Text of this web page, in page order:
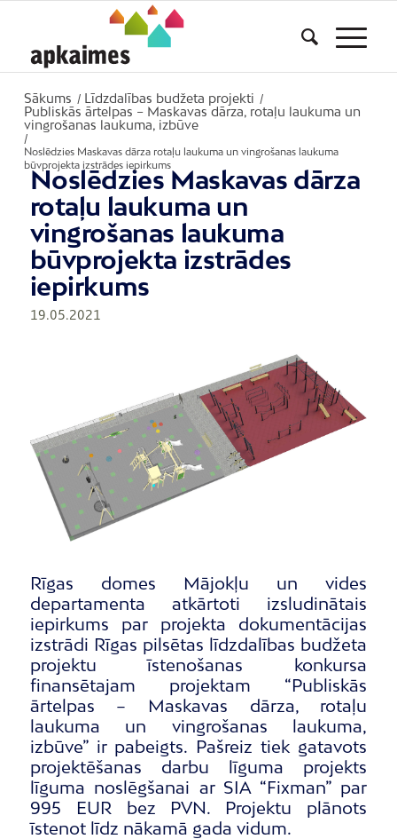
Sākums / Līdzdalības budžeta projekti /
Publiskās ārtelpas – Maskavas dārza, rotaļu laukuma un
vingrošanas laukuma, izbūve
/
Noslēdzies Maskavas dārza rotaļu laukuma un vingrošanas laukuma
būvprojekta izstrādes iepirkums
Noslēdzies Maskavas dārza
rotaļu laukuma un
vingrošanas laukuma
būvprojekta izstrādes
iepirkums
19.05.2021
Rīgas domes Mājokļu un vides
departamenta atkārtoti izsludinātais
iepirkums par projekta dokumentācijas
izstrādi Rīgas pilsētas līdzdalības budžeta
projektu īstenošanas konkursa
finansētajam projektam “Publiskās
ārtelpas – Maskavas dārza, rotaļu
laukuma un vingrošanas laukuma,
izbūve” ir pabeigts. Pašreiz tiek gatavots
projektēšanas darbu līguma projekts
līguma noslēgšanai ar SIA “Fixman” par
995 EUR bez PVN. Projektu plānots
īstenot līdz nākamā gada vidum.